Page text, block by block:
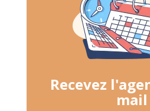
Recevez
mail